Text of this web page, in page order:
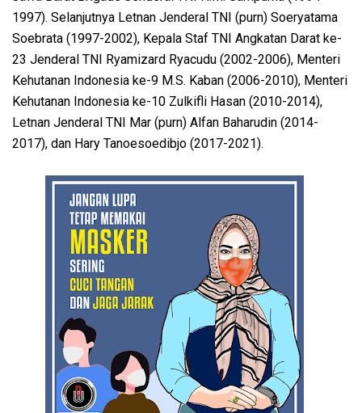
1997). Selanjutnya Letnan Jenderal TNI (purn) Soeryatama
Soebrata (1997-2002), Kepala Staf TNI Angkatan Darat ke-
23 Jenderal TNI Ryamizard Ryacudu (2002-2006), Menteri
Kehutanan Indonesia ke-9 M.S. Kaban (2006-2010), Menteri
Kehutanan Indonesia ke-10 Zulkifli Hasan (2010-2014),
Letnan Jenderal TNI Mar (purn) Alfan Baharudin (2014-
2017), dan Hary Tanoesoedibjo (2017-2021).